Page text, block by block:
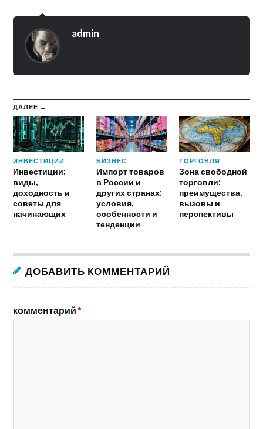
admin
ДАЛЕЕ →
ИНВЕСТИЦИИ
Инвестиции:
виды,
доходность и
советы для
начинающих
БИЗНЕС
Импорт товаров
в России и
других странах:
условия,
особенности и
тенденции
ТОРГОВЛЯ
Зона свободной
торговли:
преимущества,
вызовы и
перспективы
ДОБАВИТЬ КОММЕНТАРИЙ
комментарий *